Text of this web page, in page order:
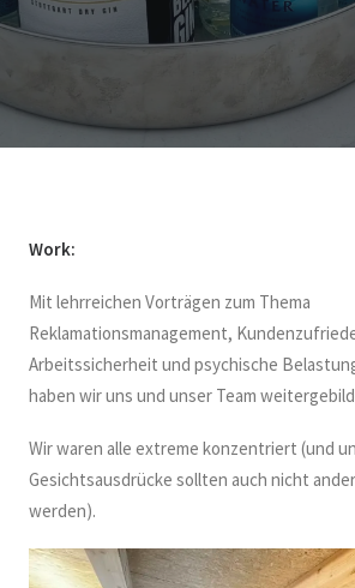
Work:
Mit lehrreichen Vorträgen zum Thema
Reklamationsmanagement,
Arbeitssicherheit und psychische
haben wir uns und unser Team
Wir waren alle extreme konzentriert (und
Gesichtsausdrücke sollten auch nicht
werden).